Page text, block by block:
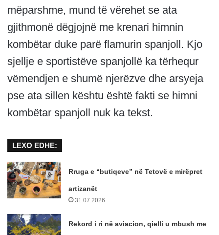
mëparshme, mund të vërehet se ata
gjithmonë dëgjojnë me krenari himnin
kombëtar duke parë flamurin spanjoll. Kjo
sjellje e sportistëve spanjollë ka tërhequr
vëmendjen e shumë njerëzve dhe arsyeja
pse ata sillen kështu është fakti se himni
kombëtar spanjoll nuk ka tekst.
LEXO EDHE:
Rruga e “butiqeve” në Tetovë e mirëpret
artizanët
31.07.2026
Rekord i ri në aviacion, qielli u mbush me